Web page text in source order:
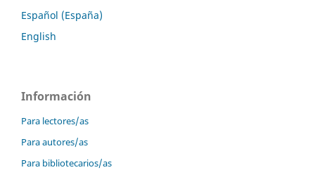
Español (España)
English
Información
Para lectores/as
Para autores/as
Para bibliotecarios/as